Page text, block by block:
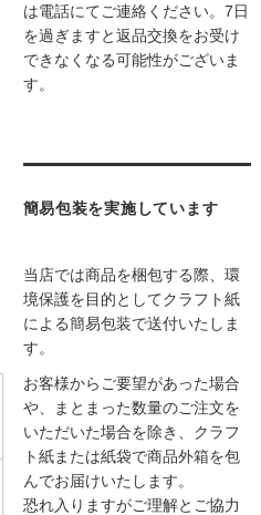
は電話にてご連絡ください。7日
を過ぎますと返品交換をお受け
できなくなる可能性がございま
す。
簡易包装を実施しています
当店では商品を梱包する際、環
境保護を目的としてクラフト紙
による簡易包装で送付いたしま
す。
お客様からご要望があった場合
や、まとまった数量のご注文を
いただいた場合を除き、クラフ
ト紙または紙袋で商品外箱を包
んでお届けいたします。
恐れ入りますがご理解とご協力